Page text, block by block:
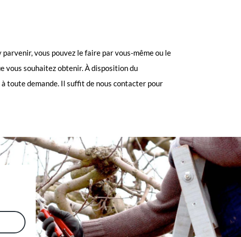
vous pouvez le faire par vous-même ou le
vous souhaitez obtenir. À disposition du
toute demande. Il suffit de nous contacter pour